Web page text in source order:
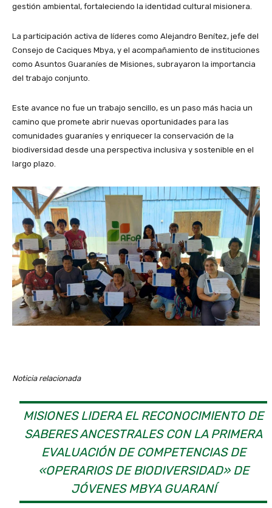
gestión ambiental, fortaleciendo la identidad cultural misionera.
La participación activa de líderes como Alejandro Benítez, jefe del
Consejo de Caciques Mbya, y el acompañamiento de instituciones
como Asuntos Guaraníes de Misiones, subrayaron la importancia
del trabajo conjunto.
Este avance no fue un trabajo sencillo, es un paso más hacia un
camino que promete abrir nuevas oportunidades para las
comunidades guaraníes y enriquecer la conservación de la
biodiversidad desde una perspectiva inclusiva y sostenible en el
largo plazo.
Noticia relacionada
MISIONES LIDERA EL RECONOCIMIENTO DE
SABERES ANCESTRALES CON LA PRIMERA
EVALUACIÓN DE COMPETENCIAS DE
«OPERARIOS DE BIODIVERSIDAD» DE
JÓVENES MBYA GUARANÍ